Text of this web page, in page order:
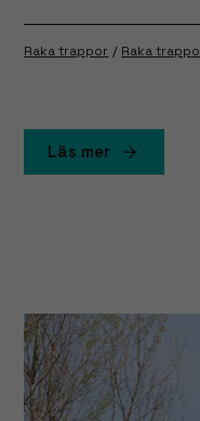
Raka trappor Raka
Läs mer